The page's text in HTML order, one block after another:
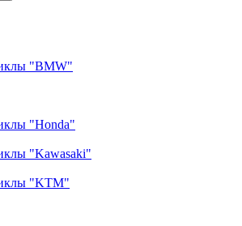
"BMW"
"Honda"
"Kawasaki"
"KTM"